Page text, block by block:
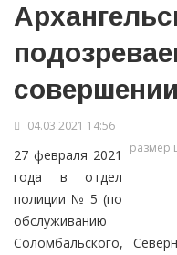
04.03.2021 14:56
размер
27 февраля 2021
года в отдел
полиции № 5 (по
обслуживанию
Соломбальского,